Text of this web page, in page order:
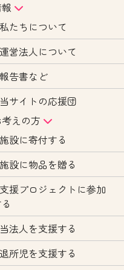
私たちについて
運営法人について
報告書など
当サイトの応援団
えの方
施設に寄付する
施設に物品を贈る
支援プロジェクトに参加
当法人を支援する
退所児を支援する